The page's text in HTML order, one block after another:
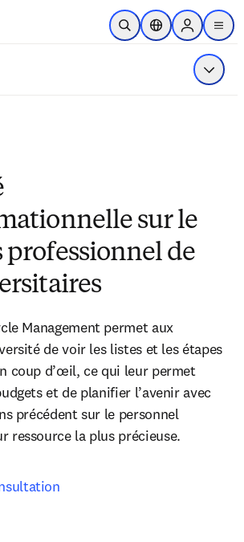
Passer au contenu principal
Ouvrir la recherche
Sélecteur de
Sign in to
menu
sur le
professionnel de
Management permet aux
de voir les listes et les étapes
coup d’œil, ce qui leur permet
et de planifier l’avenir avec
précédent sur le personnel
ressource la plus précieuse.